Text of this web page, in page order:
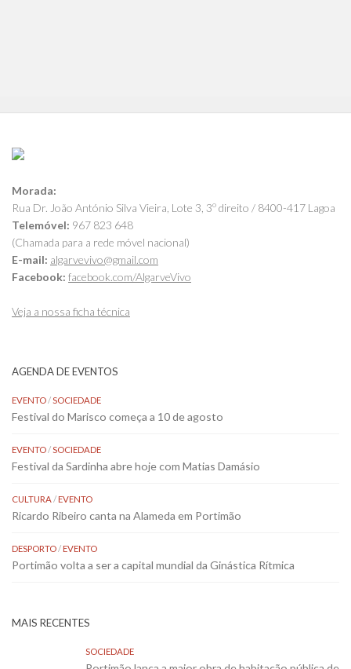
Morada:
Rua Dr. João António Silva Vieira, Lote 3, 3º direito / 8400-417 Lagoa
Telemóvel: 967 823 648
(Chamada para a rede móvel nacional)
E-mail: algarvevivo@gmail.com
Facebook: facebook.com/AlgarveVivo
Veja a nossa ficha técnica
AGENDA DE EVENTOS
EVENTO/SOCIEDADE
Festival do Marisco começa a 10 de agosto
EVENTO/SOCIEDADE
Festival da Sardinha abre hoje com Matias Damásio
CULTURA/EVENTO
Ricardo Ribeiro canta na Alameda em Portimão
DESPORTO/EVENTO
Portimão volta a ser a capital mundial da Ginástica Rítmica
MAIS RECENTES
SOCIEDADE